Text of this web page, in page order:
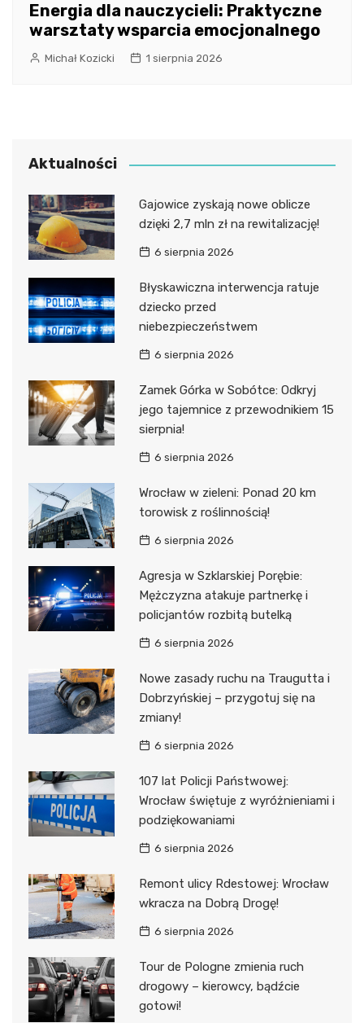
Energia dla nauczycieli: Praktyczne
warsztaty wsparcia emocjonalnego
Michał Kozicki 1 sierpnia 2026
Aktualności
Gajowice zyskają nowe oblicze
dzięki 2,7 mln zł na rewitalizację!
6 sierpnia 2026
Błyskawiczna interwencja ratuje
dziecko przed
niebezpieczeństwem
6 sierpnia 2026
Zamek Górka w Sobótce: Odkryj
jego tajemnice z przewodnikiem 15
sierpnia!
6 sierpnia 2026
Wrocław w zieleni: Ponad 20 km
torowisk z roślinnością!
6 sierpnia 2026
Agresja w Szklarskiej Porębie:
Mężczyzna atakuje partnerkę i
policjantów rozbitą butelką
6 sierpnia 2026
Nowe zasady ruchu na Traugutta i
Dobrzyńskiej – przygotuj się na
zmiany!
6 sierpnia 2026
107 lat Policji Państwowej:
Wrocław świętuje z wyróżnieniami i
podziękowaniami
6 sierpnia 2026
Remont ulicy Rdestowej: Wrocław
wkracza na Dobrą Drogę!
6 sierpnia 2026
Tour de Pologne zmienia ruch
drogowy – kierowcy, bądźcie
gotowi!